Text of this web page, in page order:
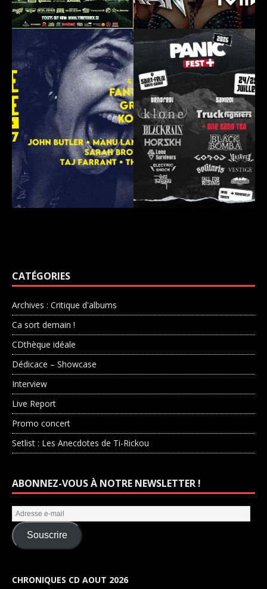
CATÉGORIES
Archives : Critique d'albums
Ca sort demain !
CDthèque idéale
Dédicace – Showcase
Interview
Live Report
Promo concert
Setlist : Les Anecdotes de Ti-Rickou
ABONNEZ-VOUS À NOTRE NEWSLETTER !
Souscrire
CHRONIQUES CD AOUT 2026